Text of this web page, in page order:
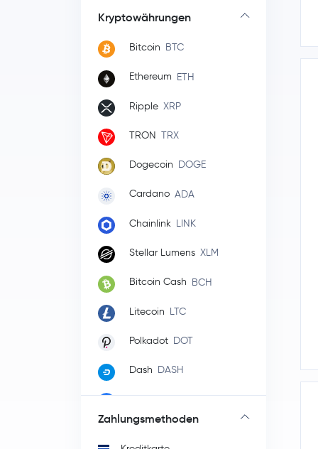
Kryptowährungen
Bitcoin BTC
Ethereum ETH
Ripple XRP
TRON TRX
Dogecoin DOGE
Cardano ADA
Chainlink LINK
Stellar Lumens XLM
Bitcoin Cash BCH
Litecoin LTC
Polkadot DOT
Dash DASH
TezosXTZ
EOS
Zahlungsmethoden